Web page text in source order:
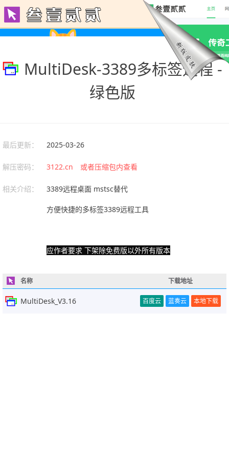
MultiDesk-3389多标签远程 -
绿色版
最后更新： 2025-03-26
解压密码： 3122.cn 或者压缩包内查看
相关介绍： 3389远程桌面 mstsc替代
方便快捷的多标签3389远程工具
应作者要求 下架除免费版以外所有版本
名称 下载地址
MultiDesk_V3.16 百度云 蓝奏云 本地下载